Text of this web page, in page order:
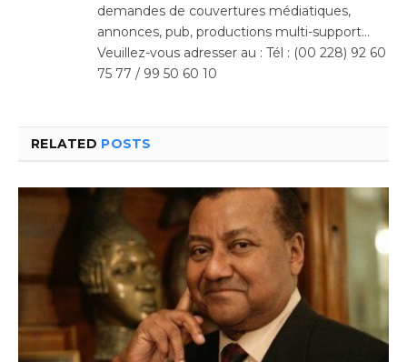
demandes de couvertures médiatiques,
annonces, pub, productions multi-support…
Veuillez-vous adresser au : Tél : (00 228) 92 60
75 77 / 99 50 60 10
RELATED POSTS